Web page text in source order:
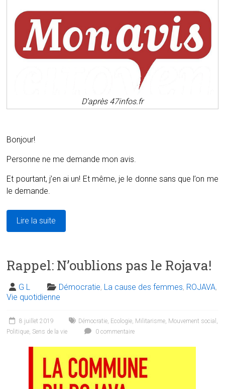
D’après 47infos.fr
Bonjour!
Personne ne me demande mon avis.
Et pourtant, j’en ai un! Et même, je le donne sans que l’on me
le demande.
Lire la suite
Rappel: N’oublions pas le Rojava!
G L Démocratie, La cause des femmes, ROJAVA,
Vie quotidienne
8 juillet 2019 Démocratie Ecologie Militarisme Mouvement social
Politique Sens de la vie 0 commentaire